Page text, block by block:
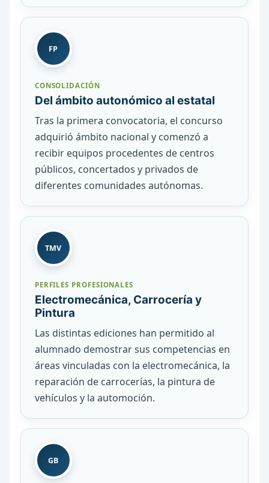
FP
CONSOLIDACIÓN
Del ámbito autonómico al estatal
Tras la primera convocatoria, el concurso
adquirió ámbito nacional y comenzó a
recibir equipos procedentes de centros
públicos, concertados y privados de
diferentes comunidades autónomas.
TMV
PERFILES PROFESIONALES
Electromecánica, Carrocería y
Pintura
Las distintas ediciones han permitido al
alumnado demostrar sus competencias en
áreas vinculadas con la electromecánica, la
reparación de carrocerías, la pintura de
vehículos y la automoción.
GB